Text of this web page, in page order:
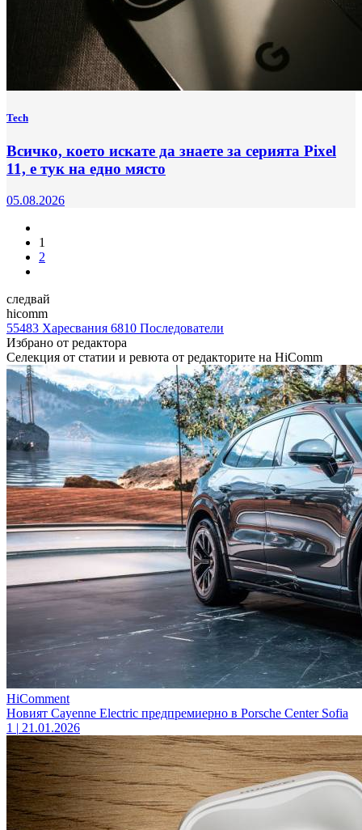
Tech
Всичко, което искате да знаете за серията Pixel
11, е тук на едно място
05.08.2026
1
2
следвай
hicomm
55483 Харесвания 6810 Последователи
Избрано от редактора
Селекция от статии и ревюта от редакторите на HiComm
HiComment
Новият Cayenne Electric предпремиерно в Porsche Center Sofia
1 | 21.01.2026